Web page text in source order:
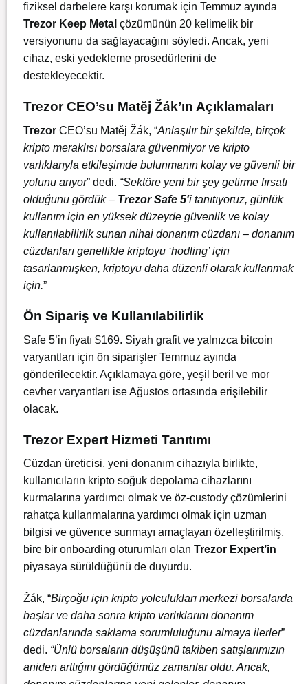
fiziksel darbelere karşı korumak için Temmuz ayında
Trezor Keep Metal çözümünün 20 kelimelik bir
versiyonunu da sağlayacağını söyledi. Ancak, yeni
cihaz, eski yedekleme prosedürlerini de
destekleyecektir.
Trezor CEO’su Matěj Žák’ın Açıklamaları
Trezor CEO’su Matěj Žák, “Anlaşılır bir şekilde, birçok
kripto meraklısı borsalara güvenmiyor ve kripto
varlıklarıyla etkileşimde bulunmanın kolay ve güvenli bir
yolunu arıyor” dedi. “Sektöre yeni bir şey getirme fırsatı
olduğunu gördük – Trezor Safe 5′i tanıtıyoruz, günlük
kullanım için en yüksek düzeyde güvenlik ve kolay
kullanılabilirlik sunan nihai donanım cüzdanı – donanım
cüzdanları genellikle kriptoyu ‘hodling’ için
tasarlanmışken, kriptoyu daha düzenli olarak kullanmak
için.”
Ön Sipariş ve Kullanılabilirlik
Safe 5’in fiyatı $169. Siyah grafit ve yalnızca bitcoin
varyantları için ön siparişler Temmuz ayında
gönderilecektir. Açıklamaya göre, yeşil beril ve mor
cevher varyantları ise Ağustos ortasında erişilebilir
olacak.
Trezor Expert Hizmeti Tanıtımı
Cüzdan üreticisi, yeni donanım cihazıyla birlikte,
kullanıcıların kripto soğuk depolama cihazlarını
kurmalarına yardımcı olmak ve öz-custody çözümlerini
rahatça kullanmalarına yardımcı olmak için uzman
bilgisi ve güvence sunmayı amaçlayan özelleştirilmiş,
bire bir onboarding oturumları olan Trezor Expert’in
piyasaya sürüldüğünü de duyurdu.
Žák, “Birçoğu için kripto yolculukları merkezi borsalarda
başlar ve daha sonra kripto varlıklarını donanım
cüzdanlarında saklama sorumluluğunu almaya ilerler”
dedi. “Ünlü borsaların düşüşünü takiben satışlarımızın
aniden arttığını gördüğümüz zamanlar oldu. Ancak,